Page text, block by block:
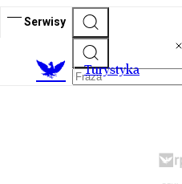
Serwisy
Turystyka